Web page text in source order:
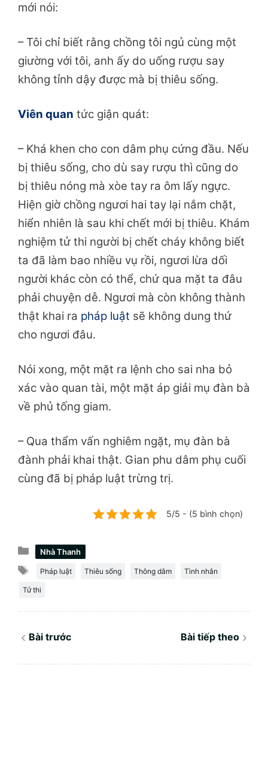
mới nói:
– Tôi chỉ biết rằng chồng tôi ngủ cùng một
giường với tôi, anh ấy do uống rượu say
không tỉnh dậy được mà bị thiêu sống.
Viên quan tức giận quát:
– Khá khen cho con dâm phụ cứng đầu. Nếu
bị thiêu sống, cho dù say rượu thì cũng do
bị thiêu nóng mà xòe tay ra ôm lấy ngực.
Hiện giờ chồng ngươi hai tay lại nắm chặt,
hiển nhiên là sau khi chết mới bị thiêu. Khám
nghiệm tử thi người bị chết cháy không biết
ta đã làm bao nhiều vụ rồi, ngươi lừa dối
người khác còn có thể, chứ qua mặt ta đâu
phải chuyện dễ. Ngươi mà còn không thành
thật khai ra pháp luật sẽ không dung thứ
cho ngươi đâu.
Nói xong, một mặt ra lệnh cho sai nha bỏ
xác vào quan tài, một mặt áp giải mụ đàn bà
về phủ tống giam.
– Qua thẩm vấn nghiêm ngặt, mụ đàn bà
đành phải khai thật. Gian phu dâm phụ cuối
cùng đã bị pháp luật trừng trị.
5/5 - (5 bình chọn)
Danh
mục
Nhà Thanh
Thẻ
Pháp luật Thiêu sống Thông dâm Tình nhân
Tử thi